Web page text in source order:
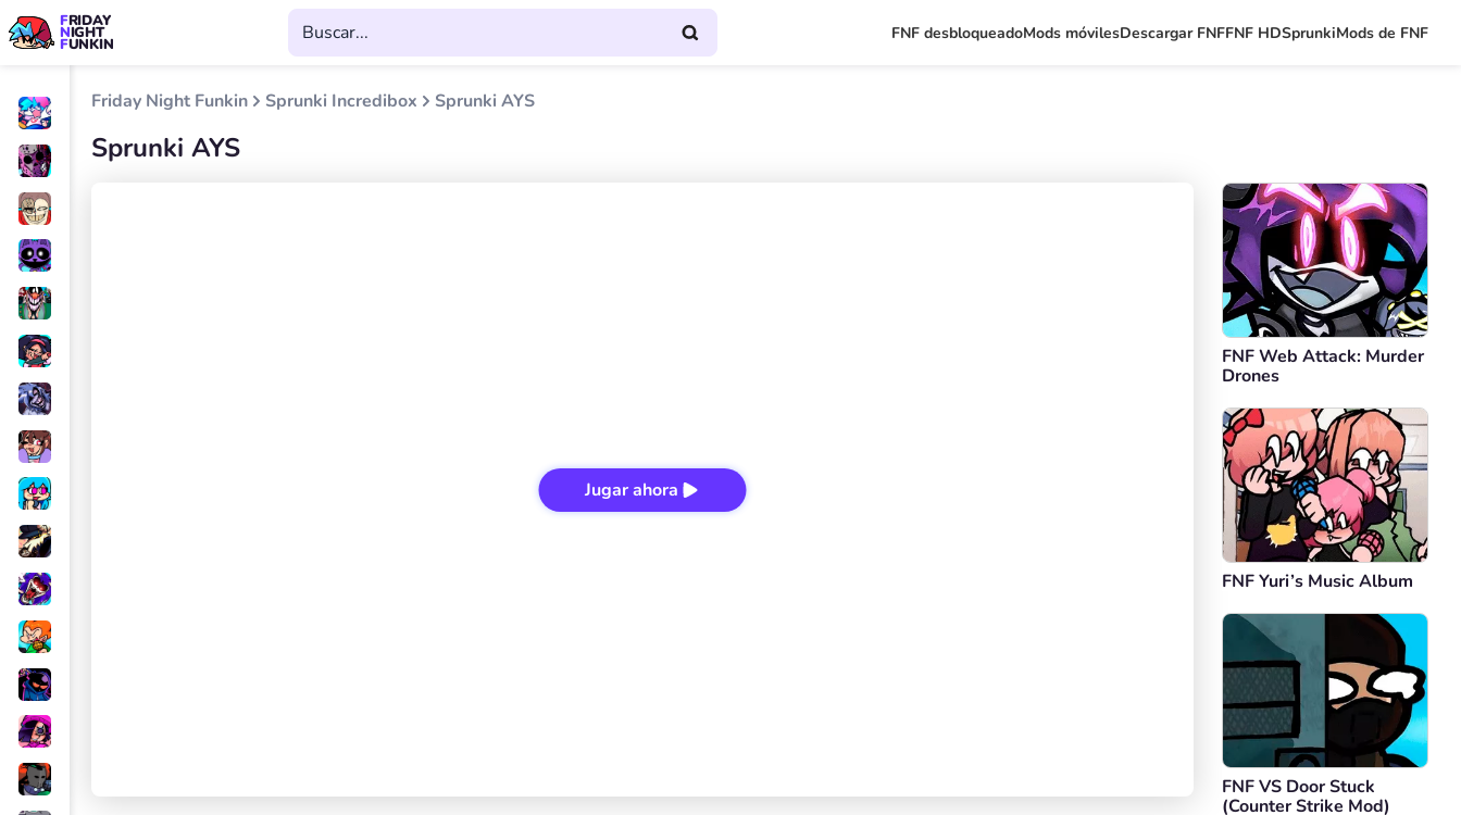
FRIDAY
NIGHT
FUNKIN
FNF desbloqueadoMods móvilesDescargar FNFFNF HDSprunkiMods de FNF
Friday Night Funkin Sprunki Incredibox Sprunki AYS
Sprunki AYS
Jugar ahora
FNF Web Attack: Murder
Drones
FNF Yuri’s Music Album
FNF VS Door Stuck
(Counter Strike Mod)